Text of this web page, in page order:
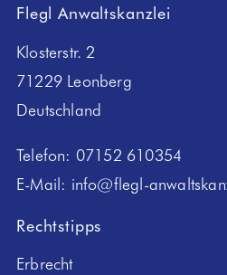
Flegl Anwaltskanzlei
Klosterstr. 2
71229 Leonberg
Deutschland
Telefon: 07152 610354
E-Mail: info@flegl-
Rechtstipps
Erbrecht